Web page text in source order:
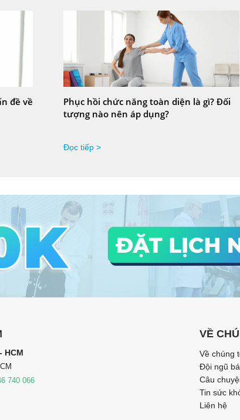
đề về
Phục hồi chức năng toàn diện là gì? Đối
tượng nào nên áp dụng?
Đọc tiếp >
HCM
740 066
VỀ
Về chúng
Đội ngũ
Câu
Tin sức
Liên hệ